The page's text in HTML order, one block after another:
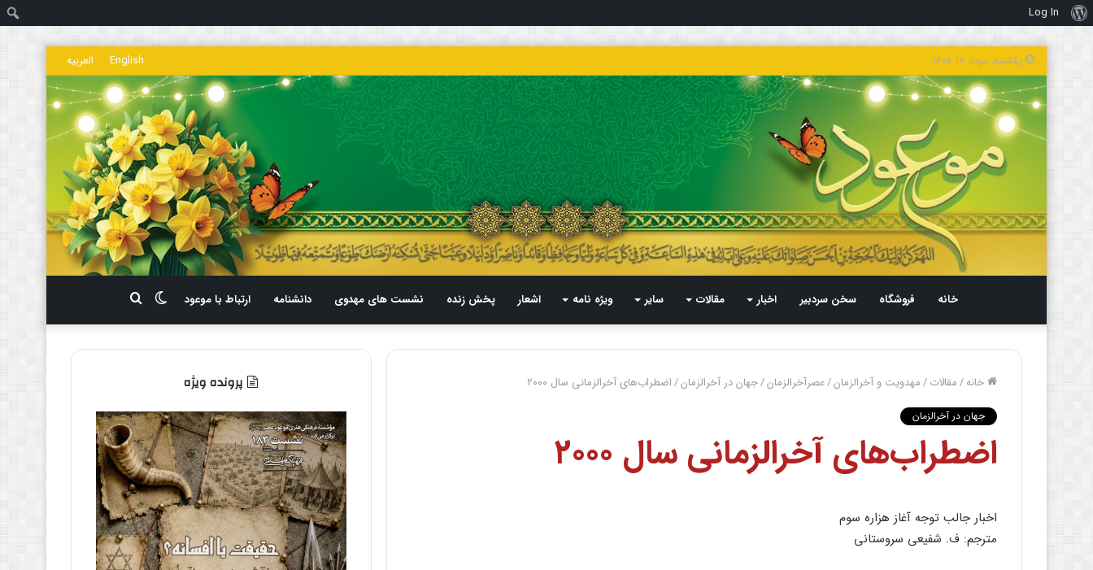
درباره
وردپرس
Log In
یکشنبه, مرداد ۱۸ ۱۴۰۵ English العربیه
خانه فروشگاه سخن سردبیر اخبار مقالات سایر ویژه نامه اشعار پخش زنده نشست های مهدوی دانشنامه ارتباط با موعود
برای
تغییر
پوسته
خانه/مقالات/مهدویت و آخرالزمان/عصرآخرالزمان/جهان در آخرالزمان/اضطراب‌های آخرالزمانی سال ۲۰۰۰
جهان در آخرالزمان
اضطراب‌های آخرالزمانی سال ۲۰۰۰
اخبار جالب توجه آغاز هزاره سوم
مترجم: ف. شفیعی سروستانی
پرونده ویژه